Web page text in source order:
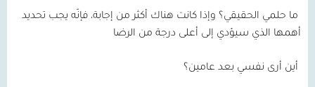
ما حلمي الحقيقي؟ وإذا كانت هناك أكثر من إجابة، فإنّه يجب تحديد
أهمها الذي سيؤدي إلى أعلى درجة من الرضا
أين أرى نفسي بعد عامين؟